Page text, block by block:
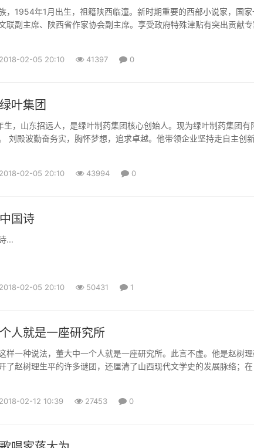
，1954年1月出生，祖籍陕西临潼。新时期重要的西部小说家，国家
联副主席、陕西省作家协会副主席。享受政府特殊津贴有突出贡献专
后一个匈奴》是新时期中国长篇小说领域重要收获之一。此外还有长
道天机》《愁容骑士》，中篇小说《雕塑》《大顺店》《刺客行...
2018-02-05 20:10 41397 0
叶集团
，山东招远人，是绿叶制药集团核心创始人。现为绿叶制药集团有
刘殿波勤奋务实，胸怀梦想，追求卓越。他带领企业坚持走自主创
“中国医药行业十大风云人物” 、第五届“中国自主创新领军人物” 、“中
物”。 绿叶制药集团于1994年成立，2...
2018-02-05 20:10 43994 0
国诗
...
2018-02-05 20:10 50431 1
人就是一座研究所
样一种说法，董大中一个人就是一座研究所。此言不虚。他是赵树
了赵树理生平的许多谜团，还厘清了山西现代文学史的发展脉络；在
；同时，他又是新时期以来研究高长虹的第一人，纠正了学界多年的
”和高长虹在中国现代文学史上的地位，也理出了山西与新文化运动
2018-02-12 10:39 27453 0